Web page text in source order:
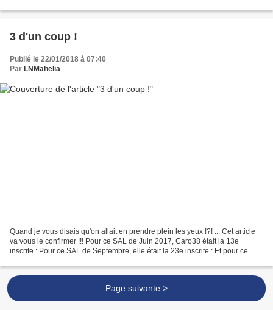
3 d'un coup !
Publié le 22/01/2018 à 07:40
Par LNMahelia
Quand je vous disais qu'on allait en prendre plein les yeux !?! ... Cet article
va vous le confirmer !!! Pour ce SAL de Juin 2017, Caro38 était la 13e
inscrite : Pour ce SAL de Septembre, elle était la 23e inscrite : Et pour ce
Page suivante >